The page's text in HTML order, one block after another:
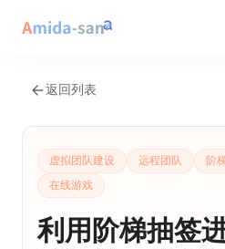
返回列表
虚拟团队建设 远程团队 阶
在线游戏
利用阶梯抽签